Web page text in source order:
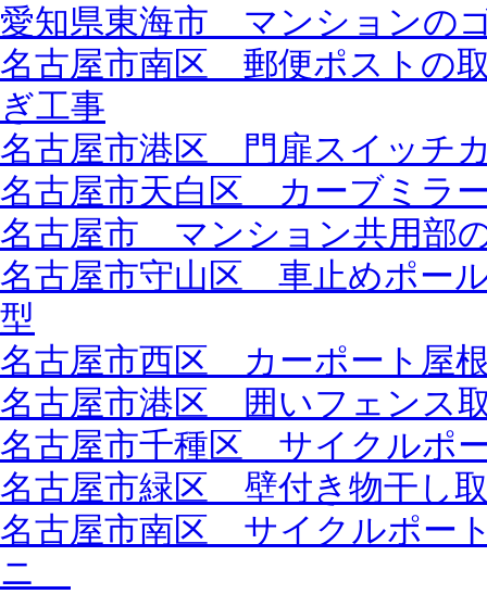
愛知県東海市 マンションの
名古屋市南区 郵便ポストの
ぎ工事
名古屋市港区 門扉スイッチ
名古屋市天白区 カーブミラ
名古屋市 マンション共用部
名古屋市守山区 車止めポー
型
名古屋市西区 カーポート屋
名古屋市港区 囲いフェンス
名古屋市千種区 サイクルポ
名古屋市緑区 壁付き物干し
名古屋市南区 サイクルポー
ニ